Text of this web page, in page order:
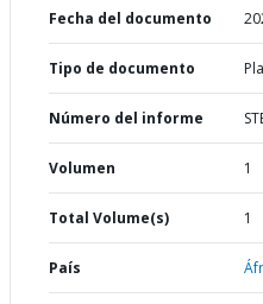
Fecha del documento
Tipo de documento
Número del informe
Volumen 1
Total Volume(s) 1
País